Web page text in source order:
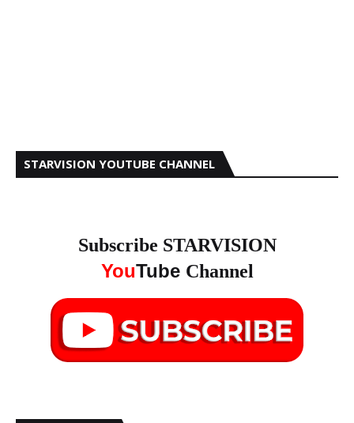
STARVISION YOUTUBE CHANNEL
Subscribe STARVISION
YouTube Channel